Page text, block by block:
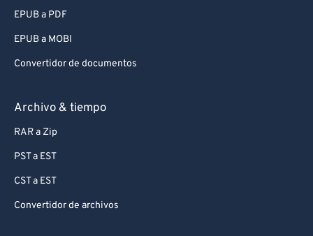
EPUB a PDF
EPUB a MOBI
Convertidor de documentos
Archivo & tiempo
RAR a Zip
PST a EST
CST a EST
Convertidor de archivos